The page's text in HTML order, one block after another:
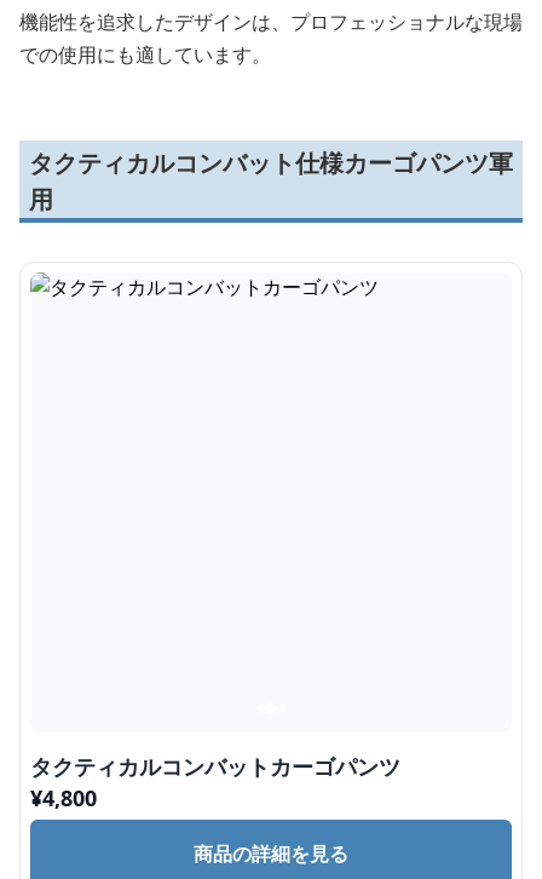
機能性を追求したデザインは、プロフェッショナルな現場
での使用にも適しています。
タクティカルコンバット仕様カーゴパンツ軍
用
タクティカルコンバットカーゴパンツ
¥4,800
商品の詳細を見る